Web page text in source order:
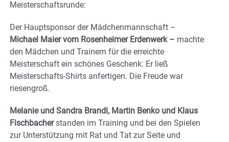
Meisterschaftsrunde:
Der Hauptsponsor der Mädchenmannschaft –
Michael Maier vom Rosenheimer Erdenwerk – machte
den Mädchen und Trainern für die erreichte
Meisterschaft ein schönes Geschenk: Er ließ
Meisterschafts-Shirts anfertigen. Die Freude war
riesengroß.
Melanie und Sandra Brandl, Martin Benko und Klaus
Fischbacherstanden im Training und bei den Spielen
zur Unterstützung mit Rat und Tat zur Seite und